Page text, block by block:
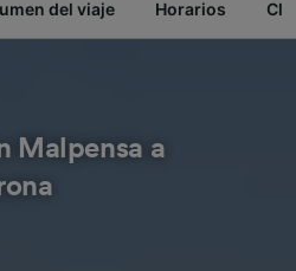
del viaje Horarios
Malpensa a